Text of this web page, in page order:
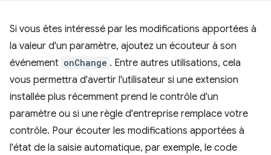
Si vous êtes intéressé par les modifications apportées à
la valeur d'un paramètre, ajoutez un écouteur à son
événement onChange . Entre autres utilisations, cela
vous permettra d'avertir l'utilisateur si une extension
installée plus récemment prend le contrôle d'un
paramètre ou si une règle d'entreprise remplace votre
contrôle. Pour écouter les modifications apportées à
l'état de la saisie automatique, par exemple, le code